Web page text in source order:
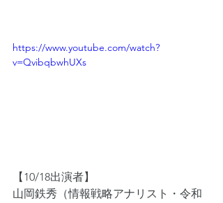
https://www.youtube.com/watch?
v=QvibqbwhUXs
【10/18出演者】
山岡鉄秀（情報戦略アナリスト・令和